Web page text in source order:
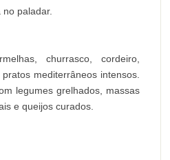
paladar.
churrasco, cordeiro,
mediterrâneos intensos.
legumes grelhados, massas
e queijos curados.